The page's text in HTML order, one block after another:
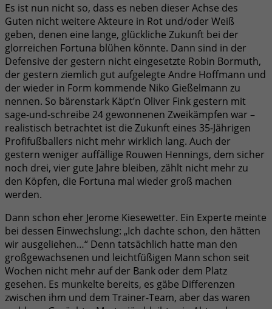
Es ist nun nicht so, dass es neben dieser Achse des
Guten nicht weitere Akteure in Rot und/oder Weiß
geben, denen eine lange, glückliche Zukunft bei der
glorreichen Fortuna blühen könnte. Dann sind in der
Defensive der gestern nicht eingesetzte Robin Bormuth,
der gestern ziemlich gut aufgelegte Andre Hoffmann und
der wieder in Form kommende Niko Gießelmann zu
nennen. So bärenstark Käpt’n Oliver Fink gestern mit
sage-und-schreibe 24 gewonnenen Zweikämpfen war –
realistisch betrachtet ist die Zukunft eines 35-Jährigen
Profifußballers nicht mehr wirklich lang. Auch der
gestern weniger auffällige Rouwen Hennings, dem sicher
noch drei, vier gute Jahre bleiben, zählt nicht mehr zu
den Köpfen, die Fortuna mal wieder groß machen
werden.
Dann schon eher Jerome Kiesewetter. Ein Experte meinte
bei dessen Einwechslung: „Ich dachte schon, den hätten
wir ausgeliehen…“ Denn tatsächlich hatte man den
großgewachsenen und leichtfüßigen Mann schon seit
Wochen nicht mehr auf der Bank oder dem Platz
gesehen. Es munkelte bereits, es gäbe Differenzen
zwischen ihm und dem Trainer-Team, aber das waren